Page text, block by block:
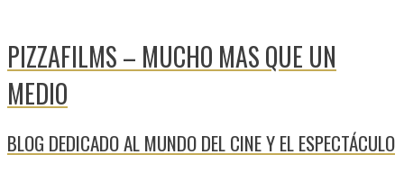
PIZZAFILMS – MUCHO MAS QUE UN
MEDIO
BLOG DEDICADO AL MUNDO DEL CINE Y EL ESPECTÁCULO